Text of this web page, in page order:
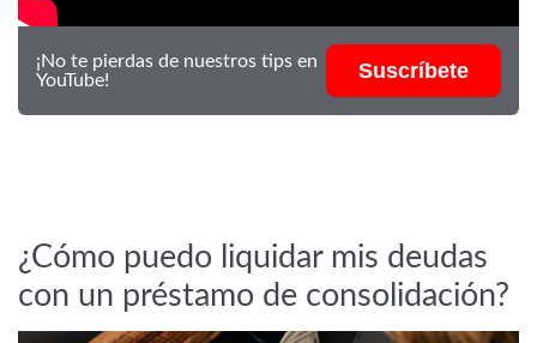
¡No te pierdas de nuestros tips en
YouTube!
Suscríbete
¿Cómo puedo liquidar mis deudas
con un préstamo de consolidación?